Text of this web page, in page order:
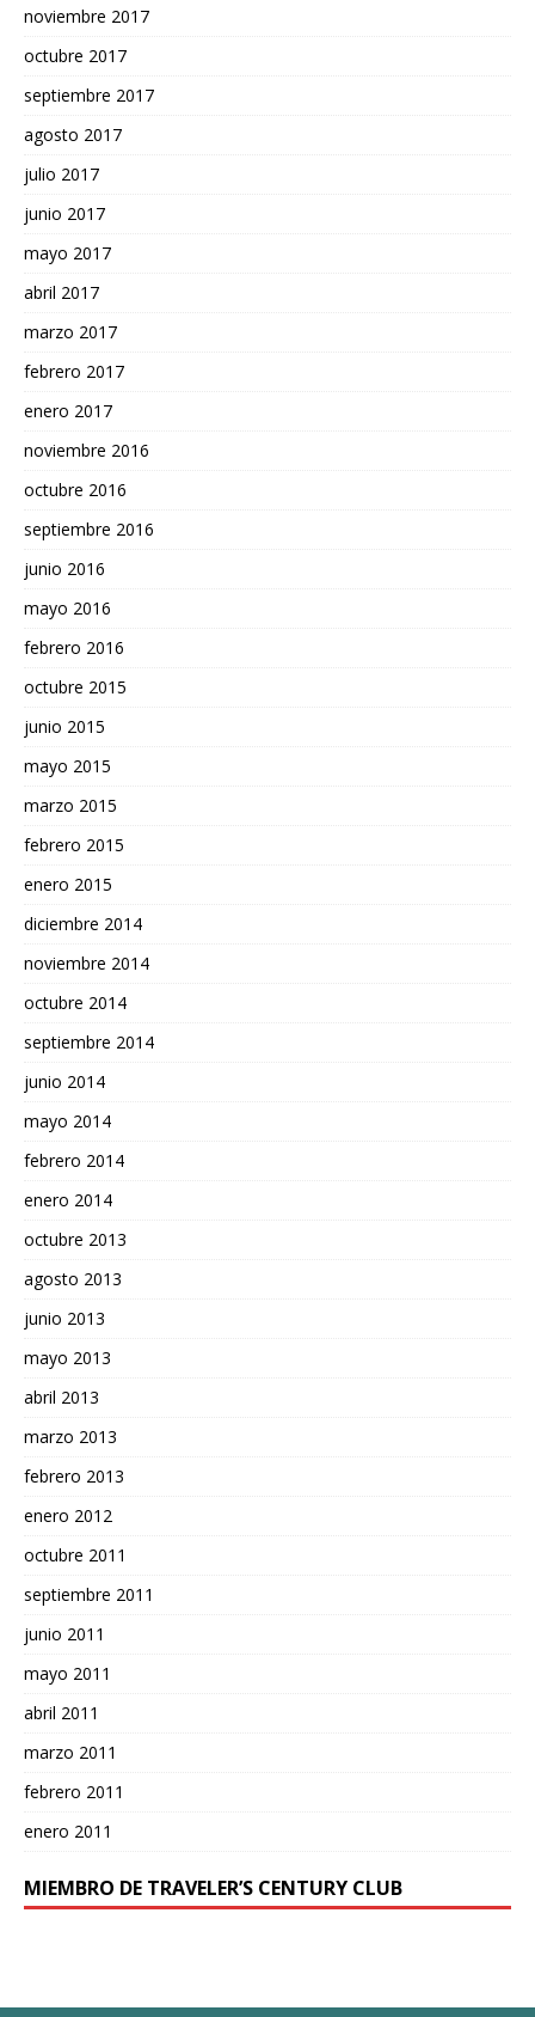
noviembre 2017
octubre 2017
septiembre 2017
agosto 2017
julio 2017
junio 2017
mayo 2017
abril 2017
marzo 2017
febrero 2017
enero 2017
noviembre 2016
octubre 2016
septiembre 2016
junio 2016
mayo 2016
febrero 2016
octubre 2015
junio 2015
mayo 2015
marzo 2015
febrero 2015
enero 2015
diciembre 2014
noviembre 2014
octubre 2014
septiembre 2014
junio 2014
mayo 2014
febrero 2014
enero 2014
octubre 2013
agosto 2013
junio 2013
mayo 2013
abril 2013
marzo 2013
febrero 2013
enero 2012
octubre 2011
septiembre 2011
junio 2011
mayo 2011
abril 2011
marzo 2011
febrero 2011
enero 2011
MIEMBRO DE TRAVELER’S CENTURY CLUB